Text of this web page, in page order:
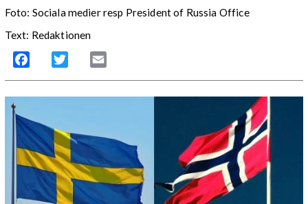
Foto: Sociala medier resp President of Russia Office
Text: Redaktionen
Facebook Twitter